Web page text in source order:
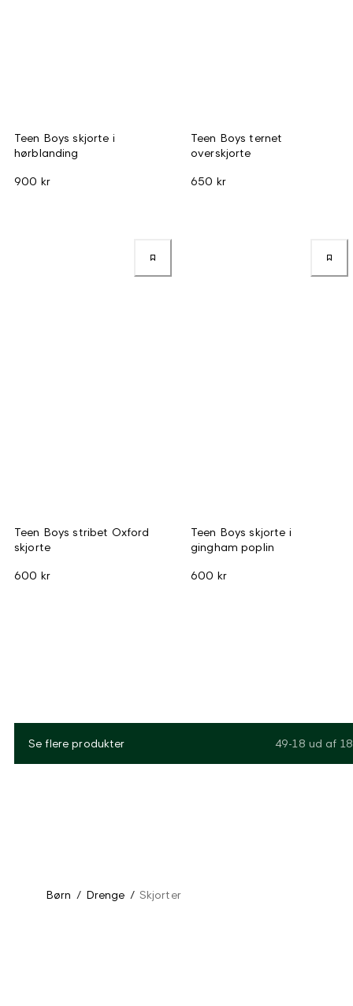
Teen Boys skjorte i
hørblanding
900 kr
Teen Boys ternet
overskjorte
650 kr
Teen Boys stribet Oxford
skjorte
600 kr
Teen Boys skjorte i
gingham poplin
600 kr
Se flere produkter 49-18 ud af 18
Børn / Drenge / Skjorter